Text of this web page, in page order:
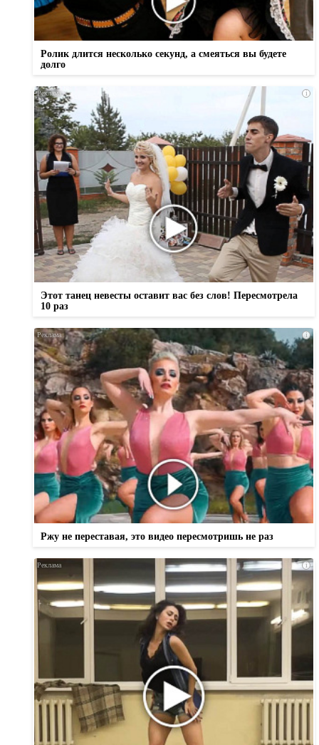
Ролик длится несколько секунд, а смеяться вы будете
долго
i
Этот танец невесты оставит вас без слов! Пересмотрела
10 раз
i
Ржу не переставая, это видео пересмотришь не раз
i